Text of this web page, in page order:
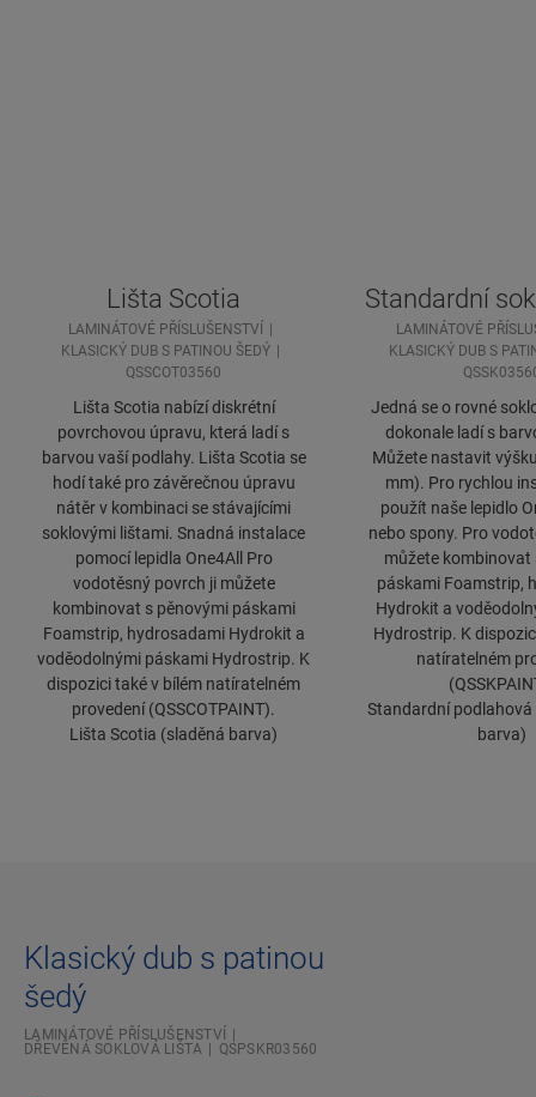
Lišta Scotia
LAMINÁTOVÉ PŘÍSLUŠENSTVÍ
KLASICKÝ DUB S PATINOU ŠEDÝ
QSSCOT03560
Lišta Scotia nabízí diskrétní
povrchovou úpravu, která ladí s
barvou vaší podlahy. Lišta Scotia se
hodí také pro závěrečnou úpravu
nátěr v kombinaci se stávajícími
soklovými lištami. Snadná instalace
pomocí lepidla One4All Pro
vodotěsný povrch ji můžete
kombinovat s pěnovými páskami
Foamstrip, hydrosadami Hydrokit a
voděodolnými páskami Hydrostrip. K
dispozici také v bílém natíratelném
provedení (QSSCOTPAINT).
Lišta Scotia (sladěná barva)
Standardní
LAMINÁTOVÉ
KLASICKÝ DUB S
Jedná se o rovné
dokonale ladí s
Můžete nastavit
mm). Pro rychlou
použít naše lepidlo
nebo spony. Pro
můžete kombinovat
páskami Foamstrip,
Hydrokit a
Hydrostrip. K
natíratelném
Standardní
barva)
Klasický dub s patinou
šedý
LAMINÁTOVÉ PŘÍSLUŠENSTVÍ
DŘEVĚNÁ SOKLOVÁ LIŠTA
QSPSKR03560